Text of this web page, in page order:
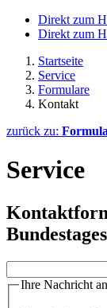
Direkt zum
Direkt zum
Startseite
Service
Formulare
Kontakt
zurück zu:
Service
Bundestages
Ihre Nachricht